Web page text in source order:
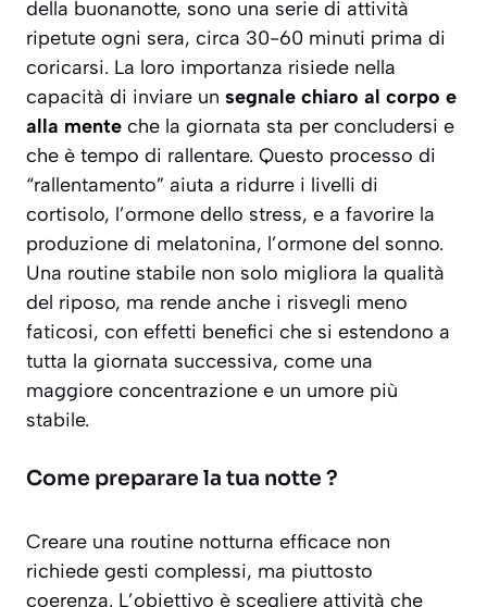
della buonanotte, sono una serie di attività
ripetute ogni sera, circa 30-60 minuti prima di
coricarsi. La loro importanza risiede nella
capacità di inviare un segnale chiaro al corpo e
alla mente che la giornata sta per concludersi e
che è tempo di rallentare. Questo processo di
“rallentamento” aiuta a ridurre i livelli di
cortisolo, l’ormone dello stress, e a favorire la
produzione di melatonina, l’ormone del sonno.
Una routine stabile non solo migliora la qualità
del riposo, ma rende anche i risvegli meno
faticosi, con effetti benefici che si estendono a
tutta la giornata successiva, come una
maggiore concentrazione e un umore più
stabile.
Come preparare la tua notte ?
Creare una routine notturna efficace non
richiede gesti complessi, ma piuttosto
coerenza. L’obiettivo è scegliere attività che